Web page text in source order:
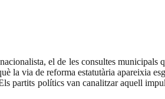
el de les consultes
via de reforma estatutària apareixia
partits polítics van canalitzar aquell